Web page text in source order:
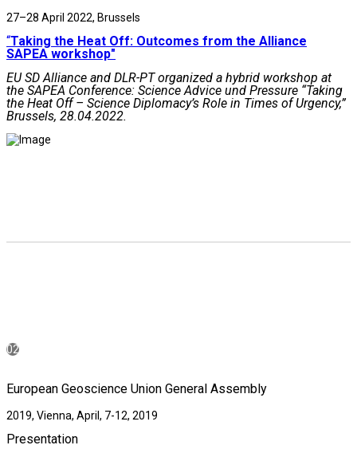
27–28 April 2022, Brussels
“Taking the Heat Off: Outcomes from the Alliance
SAPEA workshop"
EU SD Alliance and DLR-PT organized a hybrid workshop at
the SAPEA Conference: Science Advice und Pressure “Taking
the Heat Off – Science Diplomacy’s Role in Times of Urgency,”
Brussels, 28.04.2022.
02
European Geoscience Union General Assembly
2019, Vienna, April, 7-12, 2019
Presentation